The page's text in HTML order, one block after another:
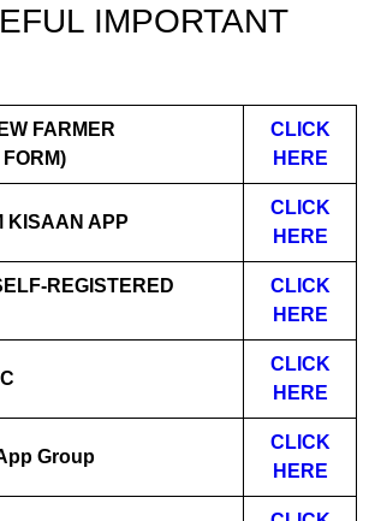
IMPORTANT
FARMER
CLICK
HERE
KISAAN APP
CLICK
HERE
REGISTERED
CLICK
HERE
CLICK
HERE
Group
CLICK
HERE